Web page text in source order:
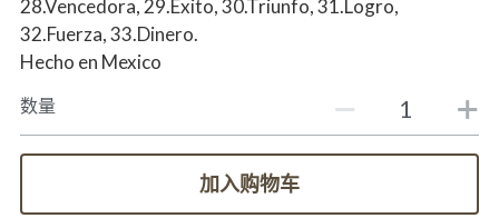
28.Vencedora, 29.Exito, 30.Triunfo, 31.Logro,
32.Fuerza, 33.Dinero.
Hecho en Mexico
数量
加入购物车